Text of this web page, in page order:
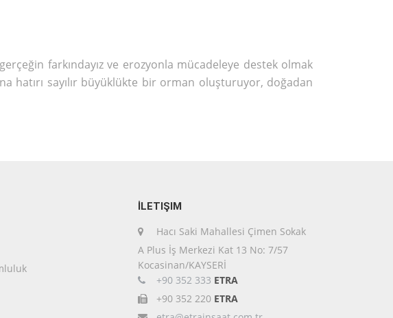
farkındayız ve erozyonla mücadeleye destek olmak
hatırı sayılır büyüklükte bir orman oluşturuyor, doğadan
İLETIŞIM
Hacı Saki Mahallesi Çimen Sokak
A Plus İş Merkezi Kat 13 No: 7/57
Kocasinan/KAYSERİ
+90 352 333 ETRA
+90 352 220 ETRA